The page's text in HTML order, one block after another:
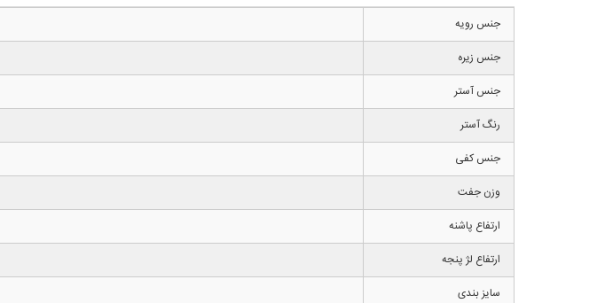
جنس رویه
جنس زیره
جنس آستر
رنگ آستر
جنس کفی
وزن جفت
ارتفاع پاشنه
ارتفاع لژ پنجه
سایز بندی